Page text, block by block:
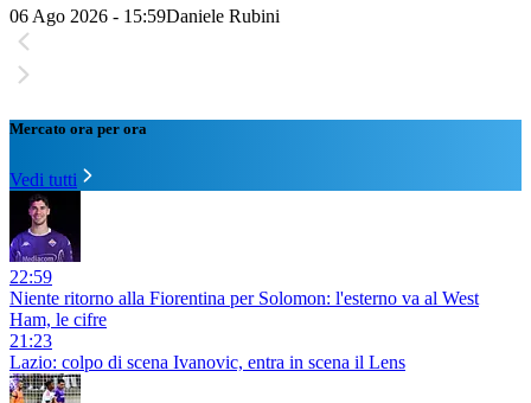
06 Ago 2026 - 15:59Daniele Rubini
Mercato ora per ora
Vedi tutti
22:59
Niente ritorno alla Fiorentina per Solomon: l'esterno va al West
Ham, le cifre
21:23
Lazio: colpo di scena Ivanovic, entra in scena il Lens